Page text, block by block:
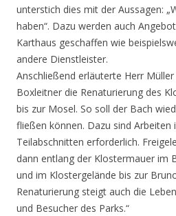
unterstich dies mit der Aussagen:
haben“. Dazu werden auch
Karthaus geschaffen wie
andere Dienstleister.
Anschließend erläuterte Herr
Boxleitner die Renaturierung des
bis zur Mosel. So soll der Bach
fließen können. Dazu sind Arbeiten
Teilabschnitten erforderlich.
dann entlang der Klostermauer im
und im Klostergelände bis zur
Renaturierung steigt auch die
und Besucher des Parks.“